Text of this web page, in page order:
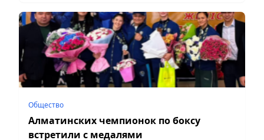
Общество
Алматинских чемпионок по боксу
встретили с медалями